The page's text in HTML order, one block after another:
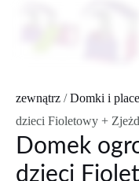
zewnątrz /Domki i
dzieci Fioletowy +
Domek
dzieci